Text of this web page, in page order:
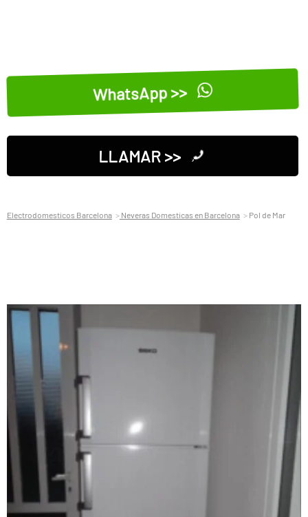
WhatsApp >>
LLAMAR >>
Electrodomesticos Barcelona Neveras Domesticas en Barcelona Pol de Mar